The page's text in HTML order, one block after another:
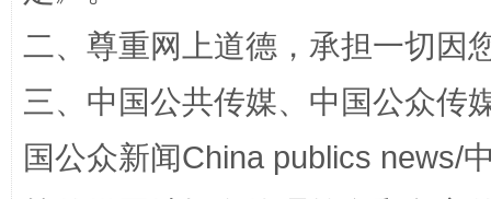
阿坝州三大球赛在茂县开幕 规模
二、尊重网上道德，承担一切因
三、中国公共传媒、中国公众传
国公众新闻China publics news/